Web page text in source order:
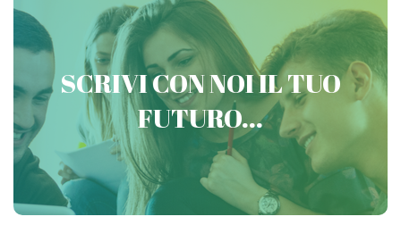
SCRIVI CON NOI IL TUO
FUTURO...
PREPARATI CON VICTORIA
CONCORSI MILITARI
Contattaci